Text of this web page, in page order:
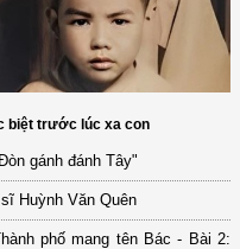
biệt trước lúc xa con
gánh đánh Tây"
Huỳnh Văn Quên
phố mang tên Bác - Bài 2: